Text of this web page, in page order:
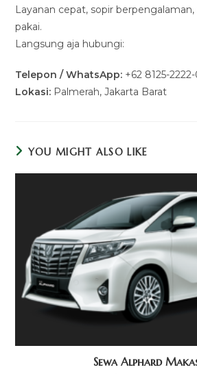
Layanan cepat, sopir
pakai.
Langsung aja hubungi:
Telepon / WhatsApp: +62 8125-
Lokasi: Palmerah, Jakarta Barat
YOU MIGHT ALSO LIKE
Sewa Alphard